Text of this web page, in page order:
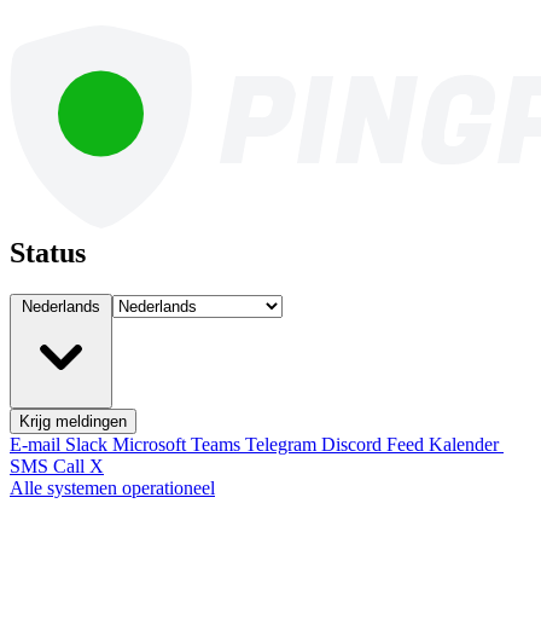
Status
Nederlands
Krijg meldingen
E-mail Slack Microsoft Teams Telegram Discord Feed Kalender
SMS Call X
Alle systemen operationeel